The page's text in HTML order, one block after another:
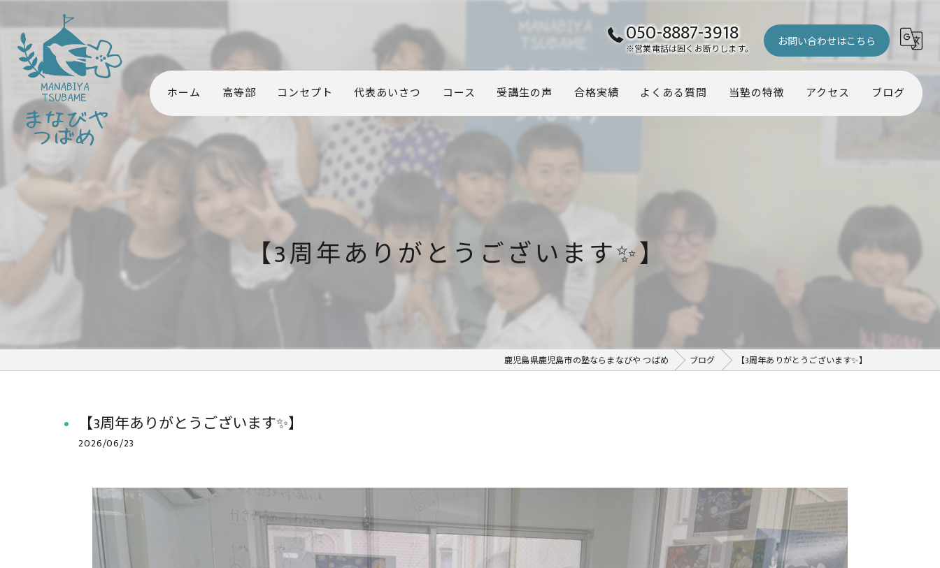
050-8887-3918
※営業電話は固くお断りします。 お問い合わせはこちら
ホーム 高等部 コンセプト 代表あいさつ コース 受講生の声 合格実績 よくある質問 当塾の特徴
個別
アクセス ブログ
【3周年ありがとうございます✨】
鹿児島県鹿児島市の塾ならまなびや つばめ ブログ 【3周年ありがとうございます✨】
【3周年ありがとうございます✨】
2026/06/23